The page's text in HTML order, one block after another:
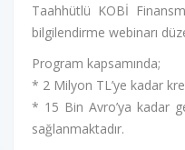
Taahhütlü KOBİ
bilgilendirme webinarı
Program kapsamında;
* 2 Milyon TL’ye kadar
* 15 Bin Avro’ya kadar
sağlanmaktadır.